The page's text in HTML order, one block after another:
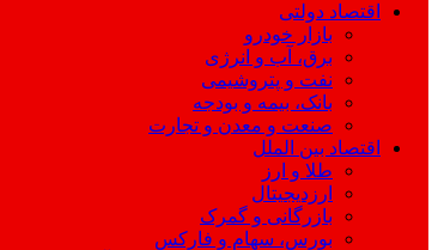
اقتصاد دولتی
بازار خودرو
برق، آب و انرژی
نفت و پتروشیمی
بانک، بیمه و بودجه
صنعت و معدن و تجارت
اقتصاد بین الملل
طلا و ارز
ارزدیجیتال
بازرگانی و گمرک
بورس، سهام و فارکس